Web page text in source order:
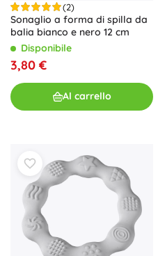
(2)
Sonaglio a forma di spilla da
balia bianco e nero 12 cm
Disponibile
3,80 €
Al carrello